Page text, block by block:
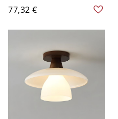
Deckenleuchte,
organische wellenförmige
Ring-Deckenleuchte
120V 41,91 cm Weiß
77,32 €